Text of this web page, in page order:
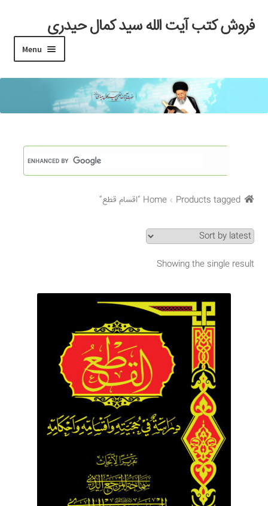
Skip
to
Skip
to
فروش کتب آیت الله سید کمال حیدری
Menu
خانه
#97 (بدون عنوان)
Checkout
My account
Search Results
Shop
تماس با ما
ثبت شکایات
حساب کاربری من
Home Products tagged “اقسام قطع”
Showing the single result